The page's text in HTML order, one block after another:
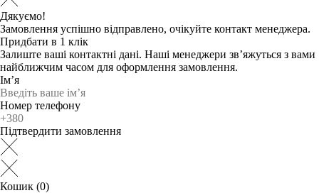
Дякуємо!
Замовлення успішно відправлено, очікуйте контакт менеджера.
Придбати в 1 клік
Залиште ваші контактні дані. Наші менеджери зв’яжуться з вами
найближчим часом для оформлення замовлення.
Ім’я
Номер телефону
Підтвердити замовлення
Кошик (0)